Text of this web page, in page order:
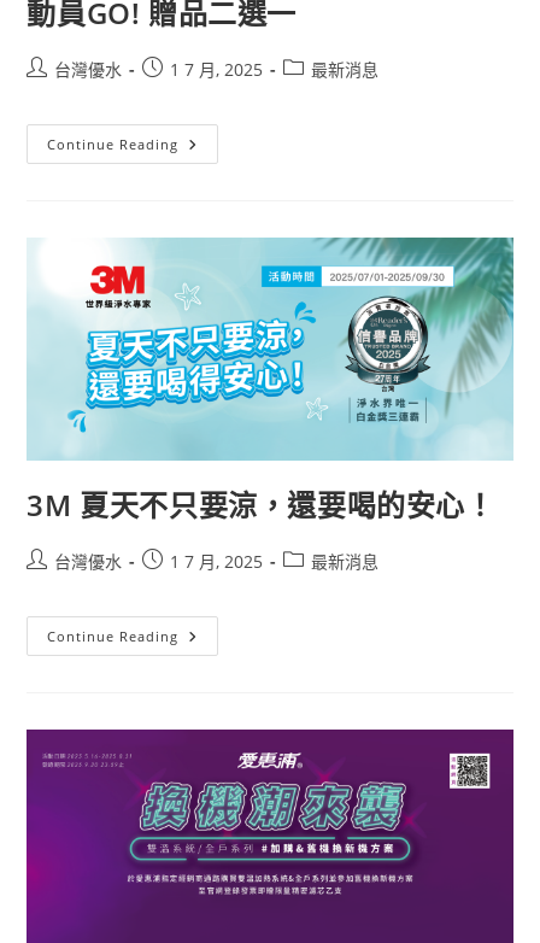
動員GO! 贈品二選一
台灣優水 1 7 月, 2025 最新消息
Continue Reading
3M 夏天不只要涼，還要喝的安心！
台灣優水 1 7 月, 2025 最新消息
Continue Reading